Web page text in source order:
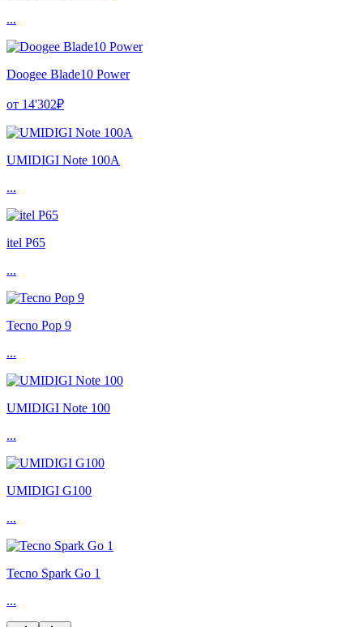
...
Doogee Blade10 Power
от 14'302₽
UMIDIGI Note 100A
...
itel P65
...
Tecno Pop 9
...
UMIDIGI Note 100
...
UMIDIGI G100
...
Tecno Spark Go 1
...